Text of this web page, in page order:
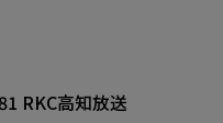
RKC高知放送